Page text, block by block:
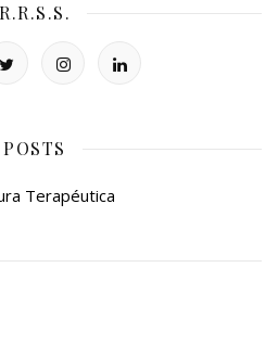
R.R.S.S.
POSTS
Terapéutica